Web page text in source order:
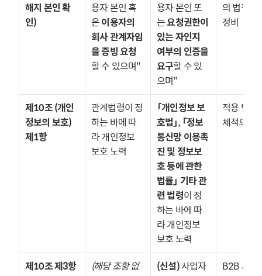
해지 본인 확
인)
용자 본인 혹
은 이용자의
회사 관계자임
을 증빙 요청
할 수 있으며"
용자 본인 또
는 요청권한이
있는 자인지
여부의 인증을
요구할 수 있
으며"
의 법적 표
정비
제10조 (개인
정보의 보호)
제1항
관계법령이 정
하는 바에 따
라 개인정보
보호 노력
「개인정보 보
호법」, 「정보
통신망 이용촉
진 및 정보보
호 등에 관한
법률」 기타 관
련 법령이 정
하는 바에 따
라 개인정보
보호 노력
적용 법령
체적으로
제10조 제3항
(해당 조항 없
(신설) 사업자
B2B 서비